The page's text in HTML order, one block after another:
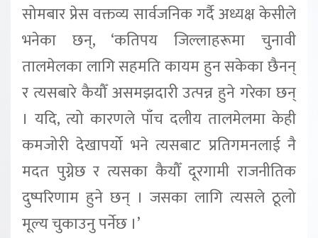
सोमबार प्रेस वक्तव्य सार्वजनिक गर्दै अध्यक्ष केसीले
भनेका छन्, ‘कतिपय जिल्लाहरूमा चुनावी
तालमेलका लागि सहमति कायम हुन सकेका छैनन्
र त्यसबारे कैयौँ असमझदारी उत्पन्न हुने गरेका छन्
। यदि, त्यो कारणले पाँच दलीय तालमेलमा केही
कमजोरी देखापर्यो भने त्यसबाट प्रतिगमनलाई नै
मदत पुग्नेछ र त्यसका कैयौँ दूरगामी राजनीतिक
दुष्परिणाम हुने छन् । जसका लागि त्यसले ठूलो
मूल्य चुकाउनु पर्नेछ ।’